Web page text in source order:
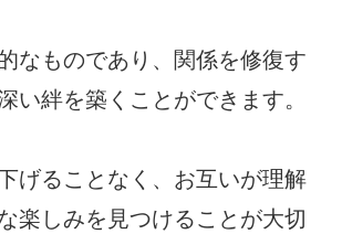
なものであり、関係を修復す
い絆を築くことができます。
げることなく、お互いが理解
楽しみを見つけることが大切